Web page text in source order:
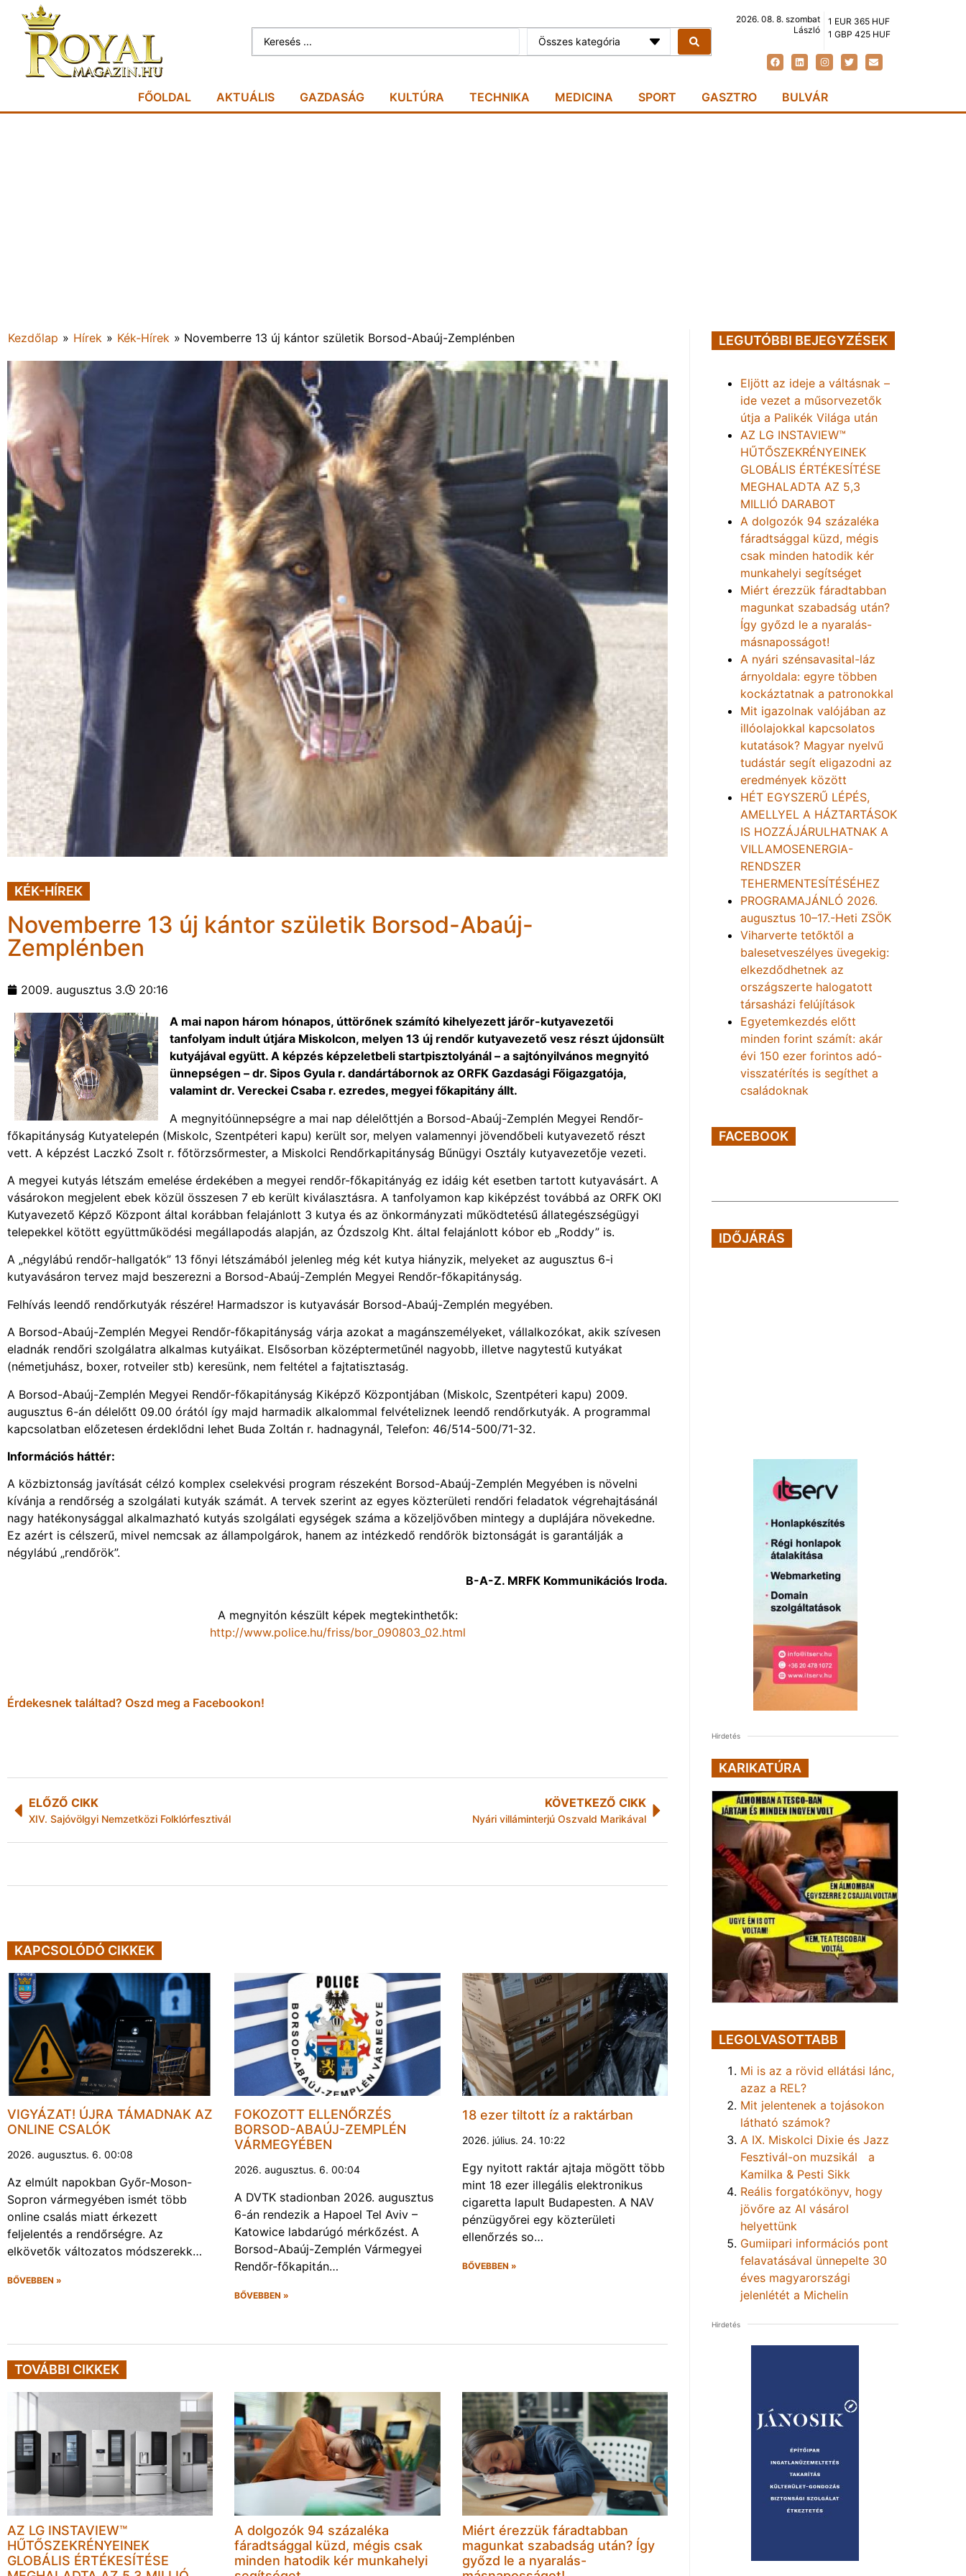
Összes kategória
2026. 08. 8. szombat
László
1 EUR 365 HUF
1 GBP 425 HUF
FŐOLDAL AKTUÁLIS GAZDASÁG KULTÚRA TECHNIKA MEDICINA SPORT GASZTRO BULVÁR
Kezdőlap » Hírek » Kék-Hírek » Novemberre 13 új kántor születik Borsod-Abaúj-Zemplénben
KÉK-HÍREK
Novemberre 13 új kántor születik Borsod-Abaúj-
Zemplénben
2009. augusztus 3. 20:16
A mai napon három hónapos, úttörőnek számító kihelyezett járőr-kutyavezetői
tanfolyam indult útjára Miskolcon, melyen 13 új rendőr kutyavezető vesz részt újdonsült
kutyájával együtt. A képzés képzeletbeli startpisztolyánál – a sajtónyilvános megnyitó
ünnepségen – dr. Sipos Gyula r. dandártábornok az ORFK Gazdasági Főigazgatója,
valamint dr. Vereckei Csaba r. ezredes, megyei főkapitány állt.
A megnyitóünnepségre a mai nap délelőttjén a Borsod-Abaúj-Zemplén Megyei Rendőr-
főkapitányság Kutyatelepén (Miskolc, Szentpéteri kapu) került sor, melyen valamennyi jövendőbeli kutyavezető részt
vett. A képzést Laczkó Zsolt r. főtörzsőrmester, a Miskolci Rendőrkapitányság Bűnügyi Osztály kutyavezetője vezeti.
A megyei kutyás létszám emelése érdekében a megyei rendőr-főkapitányág ez idáig két esetben tartott kutyavásárt. A
vásárokon megjelent ebek közül összesen 7 eb került kiválasztásra. A tanfolyamon kap kiképzést továbbá az ORFK OKI
Kutyavezető Képző Központ által korábban felajánlott 3 kutya és az önkormányzati működtetésű állategészségügyi
telepekkel kötött együttműködési megállapodás alapján, az Ózdszolg Kht. által felajánlott kóbor eb „Roddy” is.
A „négylábú rendőr-hallgatók” 13 főnyi létszámából jelenleg még két kutya hiányzik, melyeket az augusztus 6-i
kutyavásáron tervez majd beszerezni a Borsod-Abaúj-Zemplén Megyei Rendőr-főkapitányság.
Felhívás leendő rendőrkutyák részére! Harmadszor is kutyavásár Borsod-Abaúj-Zemplén megyében.
A Borsod-Abaúj-Zemplén Megyei Rendőr-főkapitányság várja azokat a magánszemélyeket, vállalkozókat, akik szívesen
eladnák rendőri szolgálatra alkalmas kutyáikat. Elsősorban középtermetűnél nagyobb, illetve nagytestű kutyákat
(németjuhász, boxer, rotveiler stb) keresünk, nem feltétel a fajtatisztaság.
A Borsod-Abaúj-Zemplén Megyei Rendőr-főkapitányság Kiképző Központjában (Miskolc, Szentpéteri kapu) 2009.
augusztus 6-án délelőtt 09.00 órától így majd harmadik alkalommal felvételiznek leendő rendőrkutyák. A programmal
kapcsolatban előzetesen érdeklődni lehet Buda Zoltán r. hadnagynál, Telefon: 46/514-500/71-32.
Információs háttér:
A közbiztonság javítását célzó komplex cselekvési program részeként Borsod-Abaúj-Zemplén Megyében is növelni
kívánja a rendőrség a szolgálati kutyák számát. A tervek szerint az egyes közterületi rendőri feladatok végrehajtásánál
nagy hatékonysággal alkalmazható kutyás szolgálati egységek száma a közeljövőben mintegy a duplájára növekedne.
Ez azért is célszerű, mivel nemcsak az állampolgárok, hanem az intézkedő rendőrök biztonságát is garantálják a
négylábú „rendőrök”.
B-A-Z. MRFK Kommunikációs Iroda.
A megnyitón készült képek megtekinthetők:
http://www.police.hu/friss/bor_090803_02.html
Érdekesnek találtad? Oszd meg a Facebookon!
ELŐZŐ CIKK
XIV. Sajóvölgyi Nemzetközi Folklórfesztivál
KÖVETKEZŐ CIKK
Nyári villáminterjú Oszvald Marikával
KAPCSOLÓDÓ CIKKEK
VIGYÁZAT! ÚJRA TÁMADNAK AZ
ONLINE CSALÓK
2026. augusztus. 6. 00:08
Az elmúlt napokban Győr-Moson-
Sopron vármegyében ismét több
online csalás miatt érkezett
feljelentés a rendőrségre. Az
elkövetők változatos módszerekk…
BŐVEBBEN »
FOKOZOTT ELLENŐRZÉS
BORSOD-ABAÚJ-ZEMPLÉN
VÁRMEGYÉBEN
2026. augusztus. 6. 00:04
A DVTK stadionban 2026. augusztus
6-án rendezik a Hapoel Tel Aviv –
Katowice labdarúgó mérkőzést. A
Borsod-Abaúj-Zemplén Vármegyei
Rendőr-főkapitán…
BŐVEBBEN »
18 ezer tiltott íz a raktárban
2026. július. 24. 10:22
Egy nyitott raktár ajtaja mögött több
mint 18 ezer illegális elektronikus
cigaretta lapult Budapesten. A NAV
pénzügyőrei egy közterületi
ellenőrzés so…
BŐVEBBEN »
TOVÁBBI CIKKEK
AZ LG INSTAVIEW™
HŰTŐSZEKRÉNYEINEK
GLOBÁLIS ÉRTÉKESÍTÉSE
A dolgozók 94 százaléka
fáradtsággal küzd, mégis csak
minden hatodik kér munkahelyi
Miért érezzük fáradtabban
magunkat szabadság után? Így
győzd le a nyaralás-
LEGUTÓBBI BEJEGYZÉSEK
Eljött az ideje a váltásnak –
ide vezet a műsorvezetők
útja a Palikék Világa után
AZ LG INSTAVIEW™
HŰTŐSZEKRÉNYEINEK
GLOBÁLIS ÉRTÉKESÍTÉSE
MEGHALADTA AZ 5,3
MILLIÓ DARABOT
A dolgozók 94 százaléka
fáradtsággal küzd, mégis
csak minden hatodik kér
munkahelyi segítséget
Miért érezzük fáradtabban
magunkat szabadság után?
Így győzd le a nyaralás-
másnaposságot!
A nyári szénsavasital-láz
árnyoldala: egyre többen
kockáztatnak a patronokkal
Mit igazolnak valójában az
illóolajokkal kapcsolatos
kutatások? Magyar nyelvű
tudástár segít eligazodni az
eredmények között
HÉT EGYSZERŰ LÉPÉS,
AMELLYEL A HÁZTARTÁSOK
IS HOZZÁJÁRULHATNAK A
VILLAMOSENERGIA-
RENDSZER
TEHERMENTESÍTÉSÉHEZ
PROGRAMAJÁNLÓ 2026.
augusztus 10–17.-Heti ZSÖK
Viharverte tetőktől a
balesetveszélyes üvegekig:
elkezdődhetnek az
országszerte halogatott
társasházi felújítások
Egyetemkezdés előtt
minden forint számít: akár
évi 150 ezer forintos adó-
visszatérítés is segíthet a
családoknak
FACEBOOK
IDŐJÁRÁS
Hirdetés
KARIKATÚRA
LEGOLVASOTTABB
Mi is az a rövid ellátási lánc,
azaz a REL?
Mit jelentenek a tojásokon
látható számok?
A IX. Miskolci Dixie és Jazz
Fesztivál-on muzsikál a
Kamilka & Pesti Sikk
Reális forgatókönyv, hogy
jövőre az AI vásárol
helyettünk
Gumiipari információs pont
felavatásával ünnepelte 30
éves magyarországi
jelenlétét a Michelin
Hirdetés